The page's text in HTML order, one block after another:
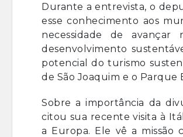
Durante a entrevista, o
esse conhecimento aos
necessidade de
desenvolvimento
potencial do turismo
de São Joaquim e o Parque
Sobre a importância da
citou sua recente visita à
a Europa. Ele vê a missão